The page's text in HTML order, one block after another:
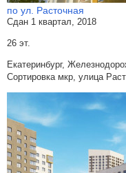
по ул. Расточная
Сдан 1 квартал, 2018
26 эт.
Екатеринбург,
Сортировка мкр, улица